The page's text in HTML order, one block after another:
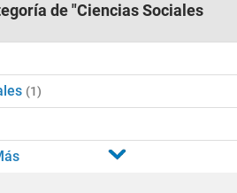
de "Ciencias Sociales
(1)